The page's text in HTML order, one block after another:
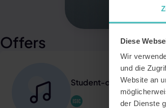
Diese
Wir
und die
Website an
der Dienste
Offers
Student-deal for